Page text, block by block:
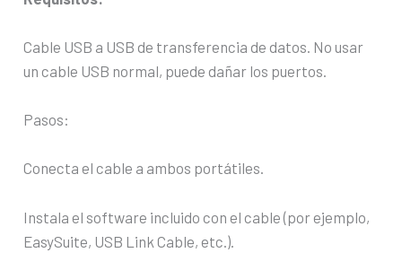
Cable USB a USB de transferencia de datos. No usar
un cable USB normal, puede dañar los puertos.
Pasos:
Conecta el cable a ambos portátiles.
Instala el software incluido con el cable (por ejemplo,
EasySuite, USB Link Cable, etc.).